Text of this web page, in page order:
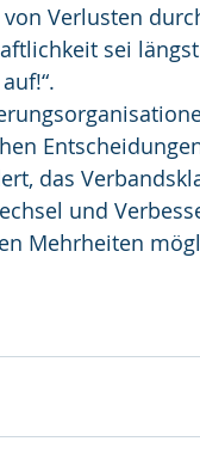
Verlusten
sei
das
und
Mehrheiten